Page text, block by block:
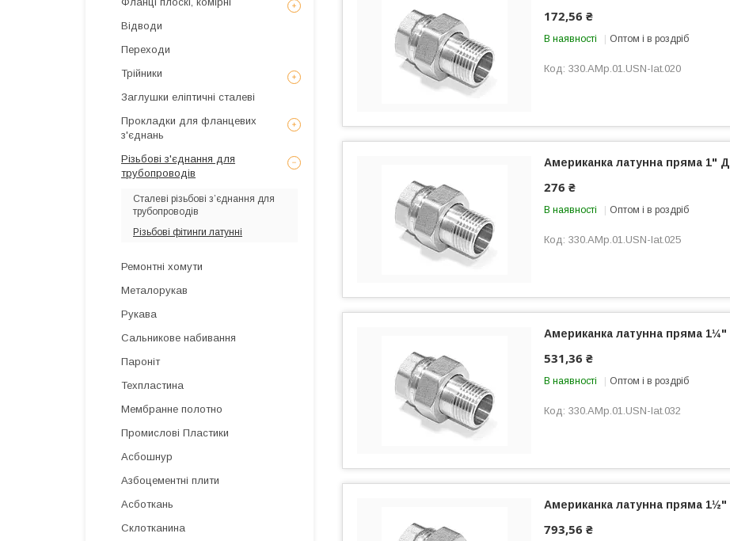
172,56 ₴
В наявності Оптом і в роздріб
330.AMp.01.USN-lat.020
Американка латунна пряма 1"
276 ₴
В наявності Оптом і в роздріб
330.AMp.01.USN-lat.025
Американка латунна пряма 1¼"
531,36 ₴
В наявності Оптом і в роздріб
330.AMp.01.USN-lat.032
Американка латунна пряма 1½"
793,56 ₴
Відводи
Переходи
Трійники
Заглушки еліптичні сталеві
Прокладки для фланцевих
з'єднань
Різьбові з'єднання для
трубопроводів
Сталеві різьбові з’єднання для
трубопроводів
Різьбові фітинги латунні
Ремонтні хомути
Металорукав
Рукава
Сальникове набивання
Пароніт
Техпластина
Мембранне полотно
Промислові Пластики
Асбошнур
Азбоцементні плити
Асботкань
Склотканина